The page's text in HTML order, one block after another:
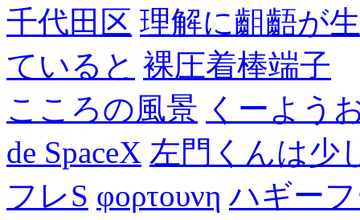
千代田区 理解に齟齬が
ていると 裸圧着棒端子
こころの風景 くーよう
de SpaceX 左門くんは少
フレS φορτουνη ハギー